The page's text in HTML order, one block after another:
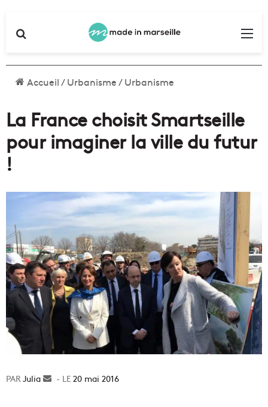
Accueil/Urbanisme/Urbanisme
La France choisit Smartseille
pour imaginer la ville du futur
!
Julia
Envoyer20 mai 2016